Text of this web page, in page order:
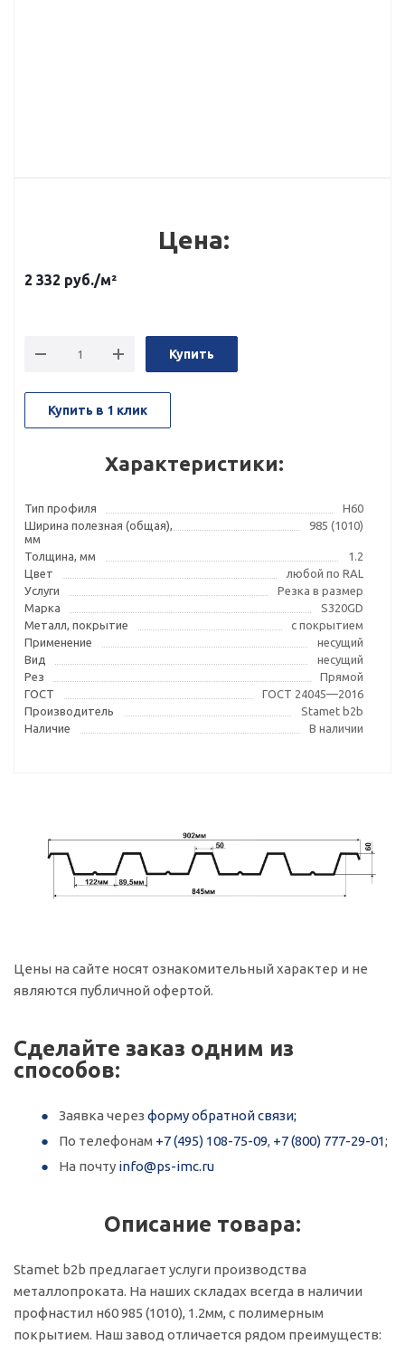
Цена:
2 332 руб./м²
Купить
Купить в 1 клик
Характеристики:
Тип профиля
Н60
Ширина полезная (общая),
мм
985 (1010)
Толщина, мм
1.2
Цвет
любой по RAL
Услуги
Резка в размер
Марка
S320GD
Металл, покрытие
с покрытием
Применение
несущий
Вид
несущий
Рез
Прямой
ГОСТ
ГОСТ 24045—2016
Производитель
Stamet b2b
Наличие
В наличии
Цены на сайте носят ознакомительный характер и не
являются публичной офертой.
Сделайте заказ одним из
способов:
Заявка через форму обратной связи;
По телефонам +7 (495) 108-75-09, +7 (800) 777-29-01;
На почту info@ps-imc.ru
Описание товара:
Stamet b2b предлагает услуги производства
металлопроката. На наших складах всегда в наличии
профнастил н60 985 (1010), 1.2мм, с полимерным
покрытием. Наш завод отличается рядом преимуществ: